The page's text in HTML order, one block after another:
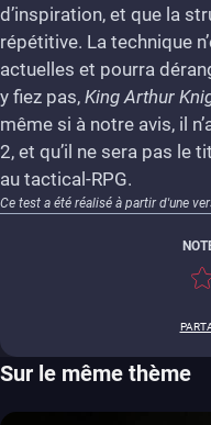
d’inspiration, et que la
répétitive. La technique
actuelles et pourra
y fiez pas, King Arthur
même si à notre avis, il
2, et qu’il ne sera pas le
au tactical-RPG.
Ce test a été réalisé à partir d'une
Sur le même thème